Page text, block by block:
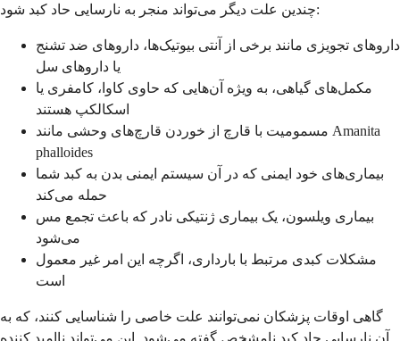
چندین علت دیگر می‌تواند منجر به نارسایی حاد کبد شود:
داروهای تجویزی مانند برخی از آنتی بیوتیک‌ها، داروهای ضد تشنج
یا داروهای سل
مکمل‌های گیاهی، به ویژه آن‌هایی که حاوی کاوا، کامفری یا
اسکالکپ هستند
مسمومیت با قارچ از خوردن قارچ‌های وحشی مانند Amanita
phalloides
بیماری‌های خود ایمنی که در آن سیستم ایمنی بدن به کبد شما
حمله می‌کند
بیماری ویلسون، یک بیماری ژنتیکی نادر که باعث تجمع مس
می‌شود
مشکلات کبدی مرتبط با بارداری، اگرچه این امر غیر معمول
است
گاهی اوقات پزشکان نمی‌توانند علت خاصی را شناسایی کنند، که به
آن نارسایی حاد کبد نامشخص گفته می‌شود. این می‌تواند ناامید کننده